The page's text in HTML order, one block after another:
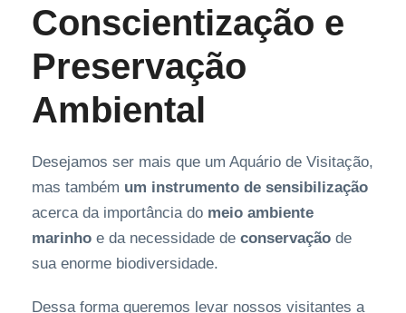
Conscientização e
Preservação
Ambiental
Desejamos ser mais que um Aquário de Visitação,
mas também um instrumento de sensibilização
acerca da importância do meio ambiente
marinho e da necessidade de conservação de
sua enorme biodiversidade.
Dessa forma queremos levar nossos visitantes a